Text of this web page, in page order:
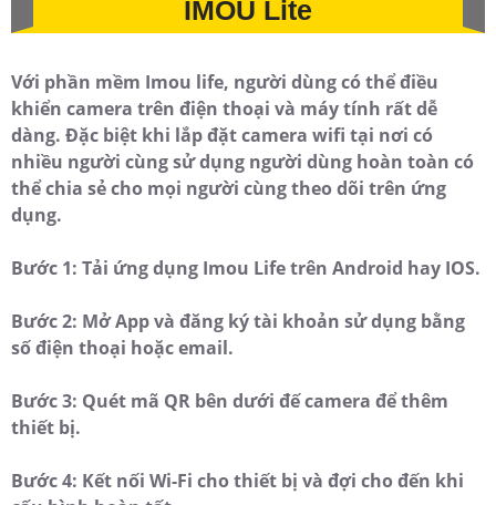
IMOU Lite
Với phần mềm Imou life, người dùng có thể điều
khiển camera trên điện thoại và máy tính rất dễ
dàng. Đặc biệt khi lắp đặt camera wifi tại nơi có
nhiều người cùng sử dụng người dùng hoàn toàn có
thể chia sẻ cho mọi người cùng theo dõi trên ứng
dụng.
Bước 1: Tải ứng dụng Imou Life trên Android hay IOS.
Bước 2: Mở App và đăng ký tài khoản sử dụng bằng
số điện thoại hoặc email.
Bước 3: Quét mã QR bên dưới đế camera để thêm
thiết bị.
Bước 4: Kết nối Wi-Fi cho thiết bị và đợi cho đến khi